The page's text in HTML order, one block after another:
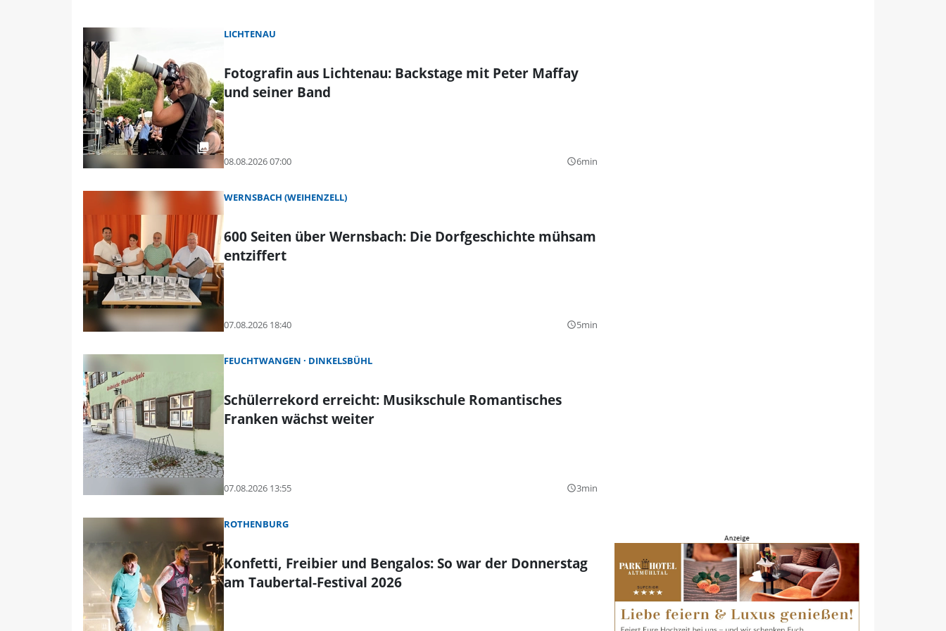
LICHTENAU
Fotografin aus Lichtenau: Backstage mit Peter Maffay
und seiner Band
08.08.2026 07:00 query_builder6min
WERNSBACH (WEIHENZELL)
600 Seiten über Wernsbach: Die Dorfgeschichte mühsam
entziffert
07.08.2026 18:40 query_builder5min
FEUCHTWANGEN DINKELSBÜHL
Schülerrekord erreicht: Musikschule Romantisches
Franken wächst weiter
07.08.2026 13:55 query_builder3min
ROTHENBURG
Konfetti, Freibier und Bengalos: So war der Donnerstag
am Taubertal-Festival 2026